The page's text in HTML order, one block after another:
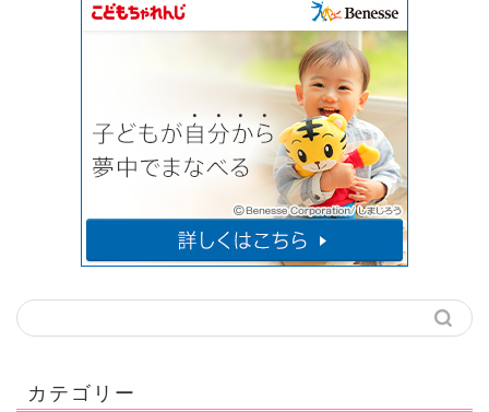
カテゴリー